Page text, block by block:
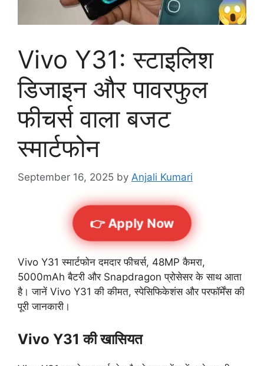
Vivo Y31: स्टाइलिश
डिजाइन और पावरफुल
फीचर्स वाला बजट
स्मार्टफोन
September 16, 2025 by Anjali Kumari
👉 Apply Now
Vivo Y31 स्मार्टफोन दमदार फीचर्स, 48MP कैमरा,
5000mAh बैटरी और Snapdragon प्रोसेसर के साथ आता
है। जानें Vivo Y31 की कीमत, स्पेसिफिकेशंस और परफॉर्मेंस की
पूरी जानकारी।
Vivo Y31 की खासियत